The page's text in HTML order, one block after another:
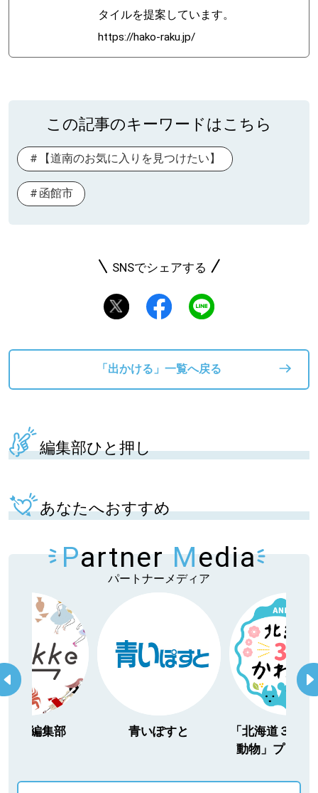
タイルを提案しています。
https://hako-raku.jp/
この記事のキーワードはこちら
【道南のお気に入りを見つけたい】
函館市
SNSでシェアする
「出かける」一覧へ戻る
編集部ひと押し
あなたへおすすめ
Partner Media
パートナーメディア
編集部 青いぽすと
「北海道３大
動物」プロジ